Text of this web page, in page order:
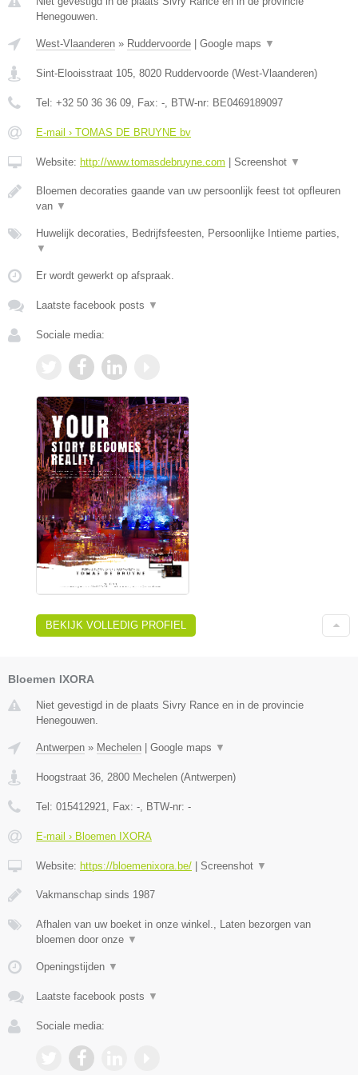
Henegouwen.
West-Vlaanderen » Ruddervoorde Google maps ▼
Sint-Elooisstraat 105, 8020 Ruddervoorde (West-Vlaanderen)
Tel: +32 50 36 36 09, Fax: -, BTW-nr: BE0469189097
E-mail › TOMAS DE BRUYNE bv
Website: http://www.tomasdebruyne.com Screenshot ▼
Bloemen decoraties gaande van uw persoonlijk feest tot opfleuren
van ▼
Huwelijk decoraties, Bedrijfsfeesten, Persoonlijke Intieme parties,
▼
Er wordt gewerkt op afspraak.
Laatste facebook posts ▼
Sociale media:
BEKIJK VOLLEDIG PROFIEL
Bloemen IXORA
Niet gevestigd in de plaats Sivry Rance en in de provincie
Henegouwen.
Antwerpen » Mechelen Google maps ▼
Hoogstraat 36, 2800 Mechelen (Antwerpen)
Tel: 015412921, Fax: -, BTW-nr: -
E-mail › Bloemen IXORA
Website: https://bloemenixora.be/ Screenshot ▼
Vakmanschap sinds 1987
Afhalen van uw boeket in onze winkel., Laten bezorgen van
bloemen door onze ▼
Openingstijden ▼
Laatste facebook posts ▼
Sociale media: